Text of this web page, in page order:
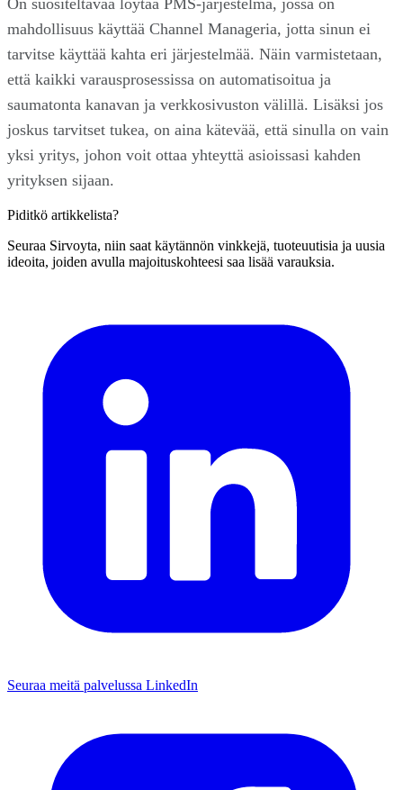
mahdollisuus käyttää Channel Manageria, jotta sinun ei
tarvitse käyttää kahta eri järjestelmää. Näin varmistetaan,
että kaikki varausprosessissa on automatisoitua ja
saumatonta kanavan ja verkkosivuston välillä. Lisäksi jos
joskus tarvitset tukea, on aina kätevää, että sinulla on vain
yksi yritys, johon voit ottaa yhteyttä asioissasi kahden
yrityksen sijaan.
Piditkö artikkelista?
Seuraa Sirvoyta, niin saat käytännön vinkkejä, tuoteuutisia ja uusia
ideoita, joiden avulla majoituskohteesi saa lisää varauksia.
Seuraa meitä palvelussa LinkedIn